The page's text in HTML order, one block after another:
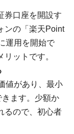
券口座を開設す
ンの「楽天Point
運用を開始で
ットです。
値があり、最小
ます。少額か
るので、初心者